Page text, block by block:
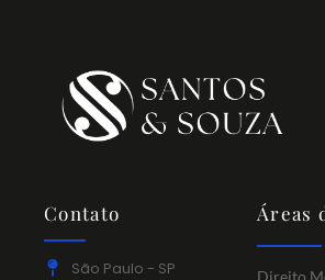
Contato
São Paulo - SP
Áreas
Direito